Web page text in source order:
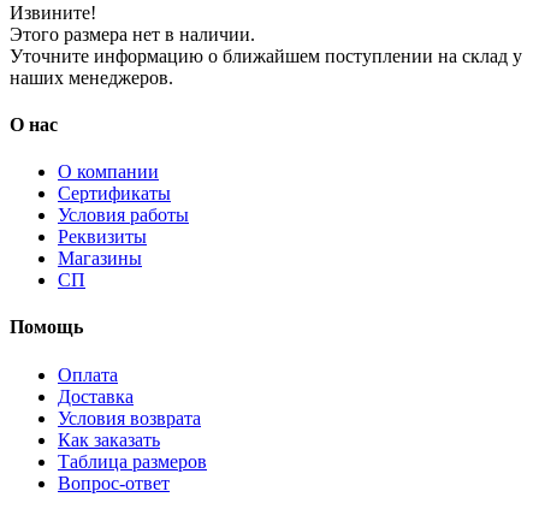
Извините!
Этого размера нет в наличии.
Уточните информацию о ближайшем поступлении на склад у
наших менеджеров.
О нас
О компании
Сертификаты
Условия работы
Реквизиты
Магазины
СП
Помощь
Оплата
Доставка
Условия возврата
Как заказать
Таблица размеров
Вопрос-ответ